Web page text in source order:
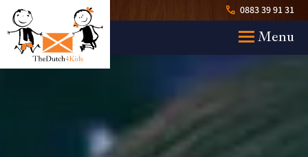
call 0883 39 91 31
Menu